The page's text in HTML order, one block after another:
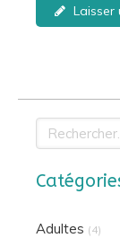
Laisser
Rechercher
Adultes (4)